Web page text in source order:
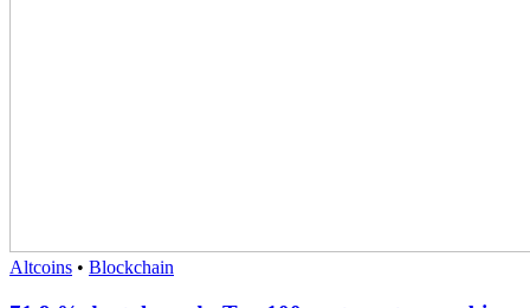
Altcoins • Blockchain